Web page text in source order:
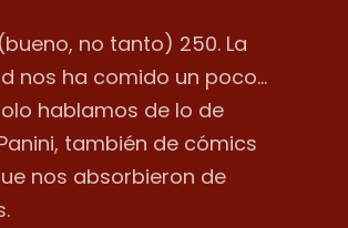
(bueno, no tanto) 250. La
nos ha comido un poco...
hablamos de lo de
también de cómics
nos absorbieron de